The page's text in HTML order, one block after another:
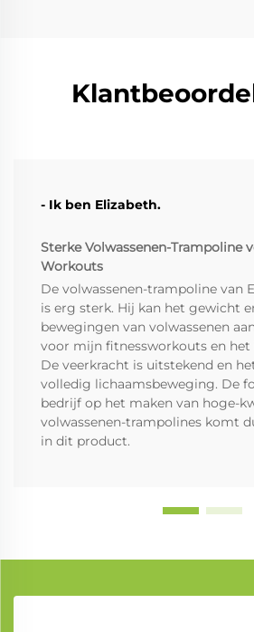
- Ik ben Elizabeth.
Sterke Volwassenen-Trampoline
Workouts
De volwassenen-trampoline van
is erg sterk. Hij kan het gewicht
bewegingen van volwassenen
voor mijn fitnessworkouts en het
De veerkracht is uitstekend en
volledig lichaamsbeweging. De
bedrijf op het maken van hoge-
volwassenen-trampolines komt
in dit product.